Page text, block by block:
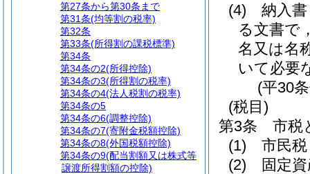
(4)
納入
る文書で
名又は名
いて必要
(平30
(税目)
第3条
市税
(1)
市民税
(2)
固定
第27条から第30条まで
第31条(均等割の税率)
第32条
第33条(所得割の課税標準)
第34条
第34条の2(所得控除)
第34条の3(所得割の税率)
第34条の4(法人税割の税率)
第34条の5
第34条の6(調整控除)
第34条の7(寄附金税額控除)
第34条の8(外国税額控除)
第34条の9(配当割額又は株式等
譲渡所得割額の控除)